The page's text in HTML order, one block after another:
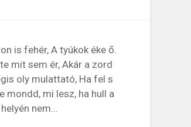
is fehér, A tyúkok éke ő.
mit sem ér, Akár a zord
oly mulattató, Ha fel s
mondd, mi lesz, ha hull a
nem…